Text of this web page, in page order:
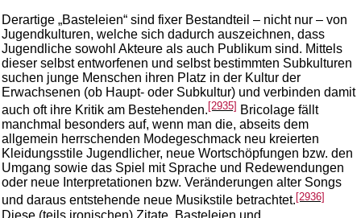
Derartige „Basteleien“ sind fixer Bestandteil – nicht nur – von
Jugendkulturen, welche sich dadurch auszeichnen, dass
Jugendliche sowohl Akteure als auch Publikum sind. Mittels
dieser selbst entworfenen und selbst bestimmten Subkulturen
suchen junge Menschen ihren Platz in der Kultur der
Erwachsenen (ob Haupt- oder Subkultur) und verbinden damit
auch oft ihre Kritik am Bestehenden. [2935] Bricolage fällt
manchmal besonders auf, wenn man die, abseits dem
allgemein herrschenden Modegeschmack neu kreierten
Kleidungsstile Jugendlicher, neue Wortschöpfungen bzw. den
Umgang sowie das Spiel mit Sprache und Redewendungen
oder neue Interpretationen bzw. Veränderungen alter Songs
und daraus entstehende neue Musikstile betrachtet.[2936]
Diese (teils ironischen) Zitate, Basteleien und